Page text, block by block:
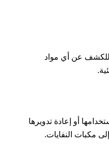
للكشف عن أي مواد
أو إعادة تدويرها
مكبات النفايات.